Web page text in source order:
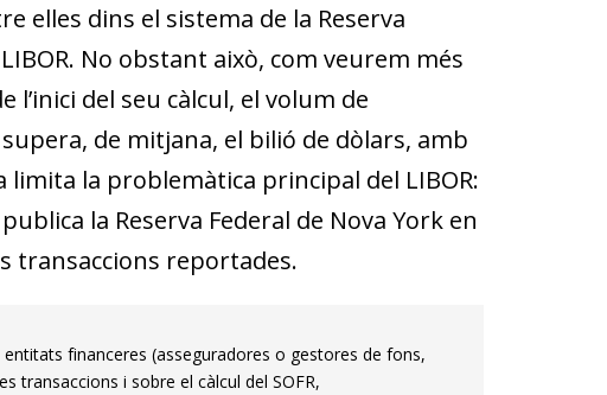
elles dins el sistema de la Reserva
No obstant això, com veurem més
del seu càlcul, el volum de
de mitjana, el bilió de dòlars, amb
la problemàtica principal del LIBOR:
la Reserva Federal de Nova York en
transaccions reportades.
financeres (asseguradores o gestores de fons,
transaccions i sobre el càlcul del SOFR,